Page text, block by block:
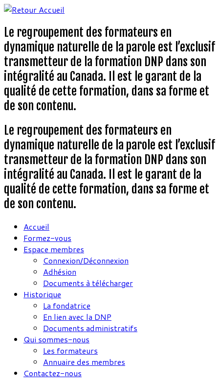
Aller
contenu
Le regroupement des formateurs en
dynamique naturelle de la parole est l’exclusif
transmetteur de la formation DNP dans son
intégralité au Canada. Il est le garant de la
qualité de cette formation, dans sa forme et
de son contenu.
Le regroupement des formateurs en
dynamique naturelle de la parole est l’exclusif
transmetteur de la formation DNP dans son
intégralité au Canada. Il est le garant de la
qualité de cette formation, dans sa forme et
de son contenu.
Accueil
Formez-vous
Espace membres
Connexion/Déconnexion
Adhésion
Documents à télécharger
Historique
La fondatrice
En lien avec la DNP
Documents administratifs
Qui sommes-nous
Les formateurs
Annuaire des membres
Contactez-nous